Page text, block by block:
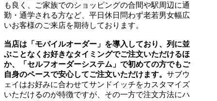
も良く、ご家族でのショッピングの合間や駅周辺に通
勤・通学される方など、平日休日問わず老若男女幅広
いお客様のご来店を期待しております。
当店は「モバイルオーダー」を導入しており、列に並
ぶことなくお好きなタイミングでご注文いただけるほ
か、「セルフオーダーシステム」で初めての方でもご
自身のペースで安心してご注文いただけます。 サブウ
ェイはお好みに合わせてサンドイッチをカスタマイズ
いただけるのが特徴ですが、その一方で注文方法にハ